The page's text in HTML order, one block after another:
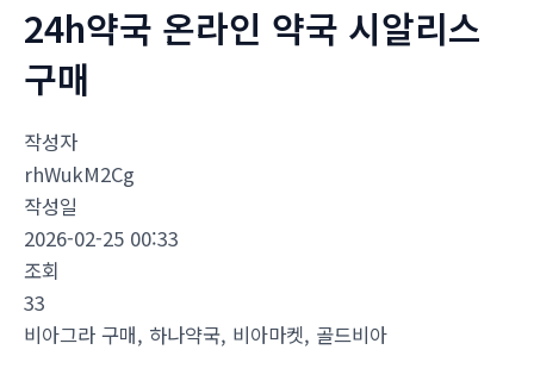
24h약국 온라인 약국 시알리스
구매
작성자
rhWukM2Cg
작성일
2026-02-25 00:33
조회
33
비아그라 구매, 하나약국, 비아마켓, 골드비아